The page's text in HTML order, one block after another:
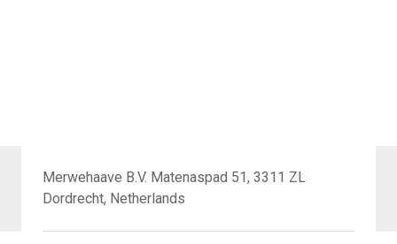
Merwehaave B.V. Matenaspad 51, 3311 ZL
Dordrecht, Netherlands